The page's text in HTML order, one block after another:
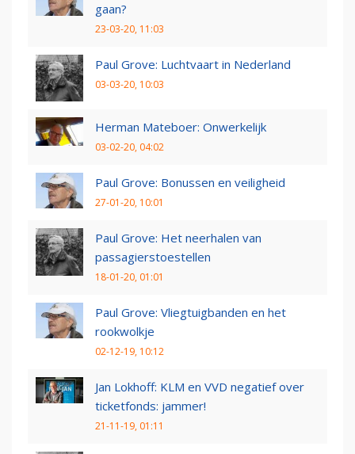
gaan?
23-03-20, 11:03
Paul Grove: Luchtvaart in Nederland
03-03-20, 10:03
Herman Mateboer: Onwerkelijk
03-02-20, 04:02
Paul Grove: Bonussen en veiligheid
27-01-20, 10:01
Paul Grove: Het neerhalen van
passagierstoestellen
18-01-20, 01:01
Paul Grove: Vliegtuigbanden en het
rookwolkje
02-12-19, 10:12
Jan Lokhoff: KLM en VVD negatief over
ticketfonds: jammer!
21-11-19, 01:11